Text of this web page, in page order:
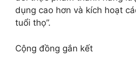
dụng cao hơn và kích hoạt
tuổi thọ”.
Cộng đồng gắn kết